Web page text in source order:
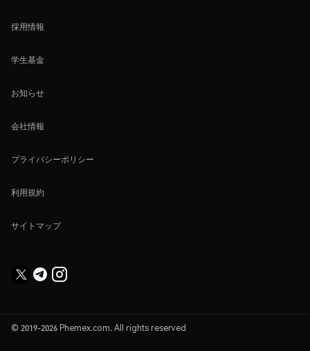
採用情報
学生基金
お知らせ
会社情報
プライバシーポリシー
利用規約
サイトマップ
© 2019-2026 Phemex.com. All rights reserved